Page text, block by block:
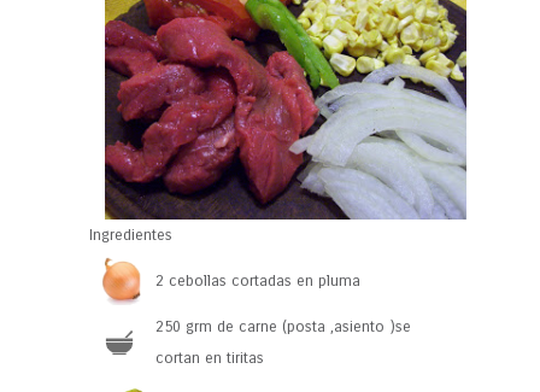
Ingredientes
2 cebollas cortadas en pluma
250 grm de carne (posta ,asiento )se
cortan en tiritas